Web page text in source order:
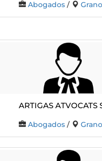
Abogados /
Artigas Atvocats
Abogados /